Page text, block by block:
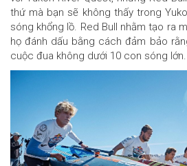
thứ mà bạn sẽ không thấy trong
sóng khổng lồ. Red Bull nhằm tạo ra
họ đánh dấu bằng cách đảm bảo
cuộc đua không dưới 10 con sóng lớn.